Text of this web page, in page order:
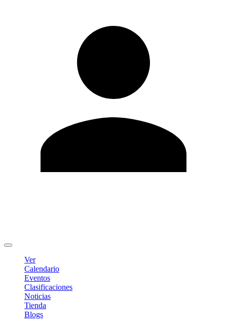
Ver
Calendario
Eventos
Clasificaciones
Noticias
Tienda
Blogs